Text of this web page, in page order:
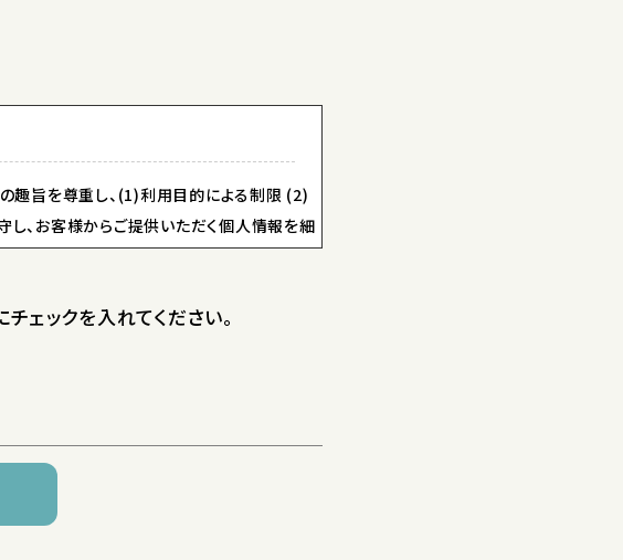
趣旨を尊重し、(1)利用目的による制限 (2)
、お客様からご提供いただく個人情報を細
、お客様からご提供いただく個人情報を細
ェックを入れてください。